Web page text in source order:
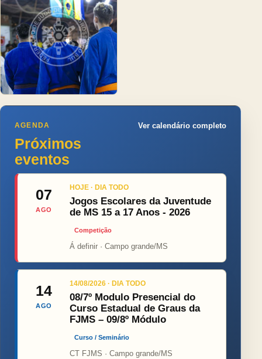
AGENDA
Próximos
eventos
Ver calendário completo
07
AGO
HOJE · DIA TODO
Jogos Escolares da Juventude
de MS 15 a 17 Anos - 2026
Competição
Á definir · Campo grande/MS
14
AGO
14/08/2026 · DIA TODO
08/7º Modulo Presencial do
Curso Estadual de Graus da
FJMS – 09/8º Módulo
Curso / Seminário
CT FJMS · Campo grande/MS